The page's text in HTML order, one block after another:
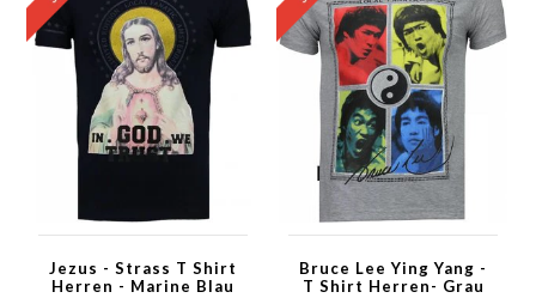
Jezus - Strass T Shirt
Herren - Marine Blau
Bruce Lee Ying Yang -
T Shirt Herren- Grau